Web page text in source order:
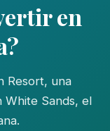
en
Resort, una
White Sands, el